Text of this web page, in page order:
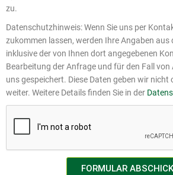
zu.
Datenschutzhinweis: Wenn Sie uns per
zukommen lassen, werden Ihre Angaben
inklusive der von Ihnen dort angegebenen
Bearbeitung der Anfrage und für den Fall
uns gespeichert. Diese Daten geben wir nicht
weiter. Weitere Details finden Sie in der
FORMULAR